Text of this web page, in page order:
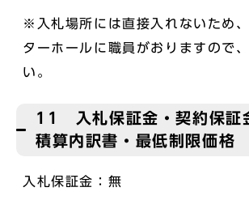
※入札場所には直接入れないため
ターホールに職員がおりますので
い。
11 入札保証金・契約保証
積算内訳書・最低制限価格
入札保証金：無